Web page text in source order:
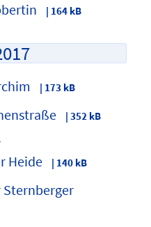
| 164 kB
| 173 kB
| 352 kB
Heide
| 140 kB